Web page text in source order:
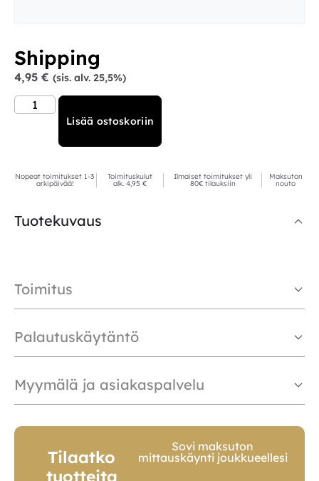
Shipping
4,95 € (sis. alv. 25,5%)
Lisää ostoskoriin
Nopeat toimitukset 1-3
arkipäivää!
Toimituskulut
alk. 4,95 €
Ilmaiset toimitukset yli
80€ tilauksiin
Maksuton
nouto
Tuotekuvaus
Toimitus
Palautuskäytäntö
Myymälä ja asiakaspalvelu
Tilaatko
tuotteita
Sovi maksuton
mittauskäynti joukkueellesi